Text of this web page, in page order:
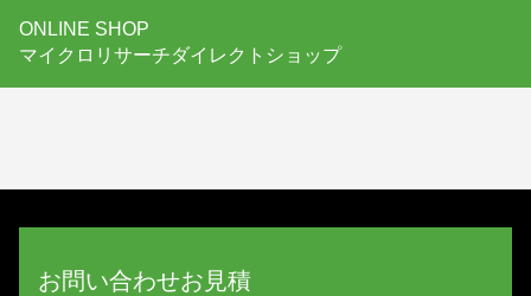
ONLINE SHOP
マイクロリサーチダイレクトショップ
お問い合わせお見積